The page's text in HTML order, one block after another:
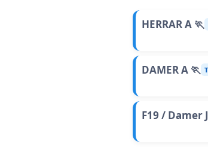
HERRAR A 🏃
DAMER A 🏃
F19 / Damer